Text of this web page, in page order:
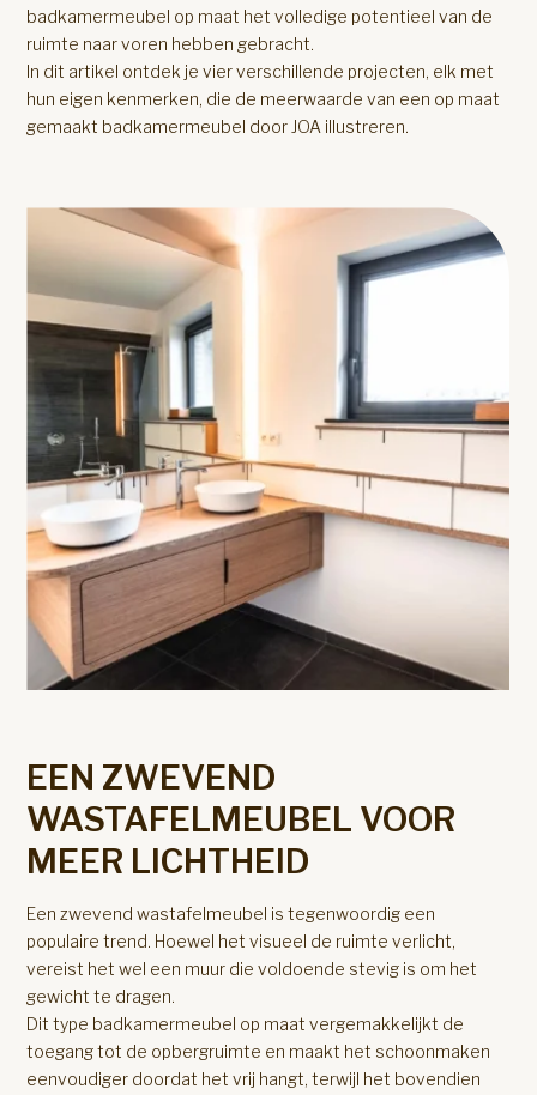
badkamermeubel op maat het volledige potentieel van de
ruimte naar voren hebben gebracht.
In dit artikel ontdek je vier verschillende projecten, elk met
hun eigen kenmerken, die de meerwaarde van een op maat
gemaakt badkamermeubel door JOA illustreren.
EEN ZWEVEND
WASTAFELMEUBEL VOOR
MEER LICHTHEID
Een zwevend wastafelmeubel is tegenwoordig een
populaire trend. Hoewel het visueel de ruimte verlicht,
vereist het wel een muur die voldoende stevig is om het
gewicht te dragen.
Dit type badkamermeubel op maat vergemakkelijkt de
toegang tot de opbergruimte en maakt het schoonmaken
eenvoudiger doordat het vrij hangt, terwijl het bovendien